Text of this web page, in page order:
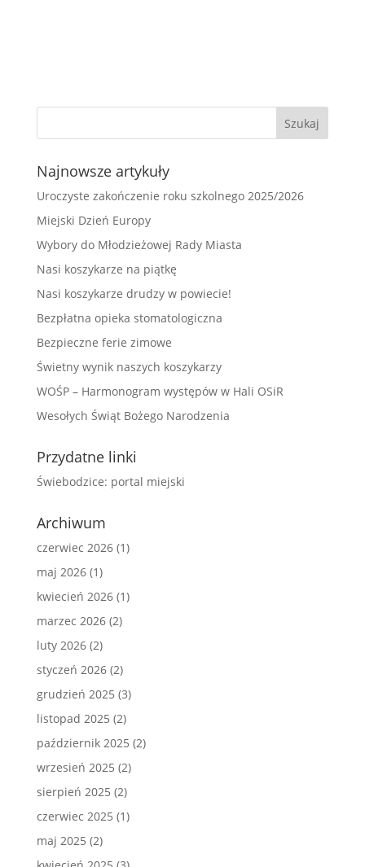
Najnowsze artykuły
Uroczyste zakończenie roku szkolnego 2025/2026
Miejski Dzień Europy
Wybory do Młodzieżowej Rady Miasta
Nasi koszykarze na piątkę
Nasi koszykarze drudzy w powiecie!
Bezpłatna opieka stomatologiczna
Bezpieczne ferie zimowe
Świetny wynik naszych koszykarzy
WOŚP – Harmonogram występów w Hali OSiR
Wesołych Świąt Bożego Narodzenia
Przydatne linki
Świebodzice: portal miejski
Archiwum
czerwiec 2026(1)
maj 2026(1)
kwiecień 2026(1)
marzec 2026(2)
luty 2026(2)
styczeń 2026(2)
grudzień 2025 (3)
listopad 2025 (2)
październik 2025 (2)
wrzesień 2025 (2)
sierpień 2025 (2)
czerwiec 2025 (1)
maj 2025 (2)